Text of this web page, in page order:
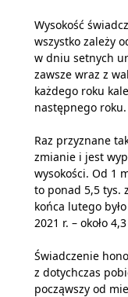
Wysokość
wszystko zależy
w dniu setnych
zawsze wraz z
każdego roku
następnego roku.
Raz przyznane
zmianie i jest
wysokości. Od 1
to ponad 5,5 tys.
końca lutego
2021 r. – około
Świadczenie
z dotychczas
począwszy od